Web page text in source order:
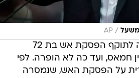
משעל /
AP
הלילה בחצות נכנסה לתוקף הפסקת אש בת 72
חמאס, ועד כה לא הופרה. לפי
על הפסקת האש, שנמסרה